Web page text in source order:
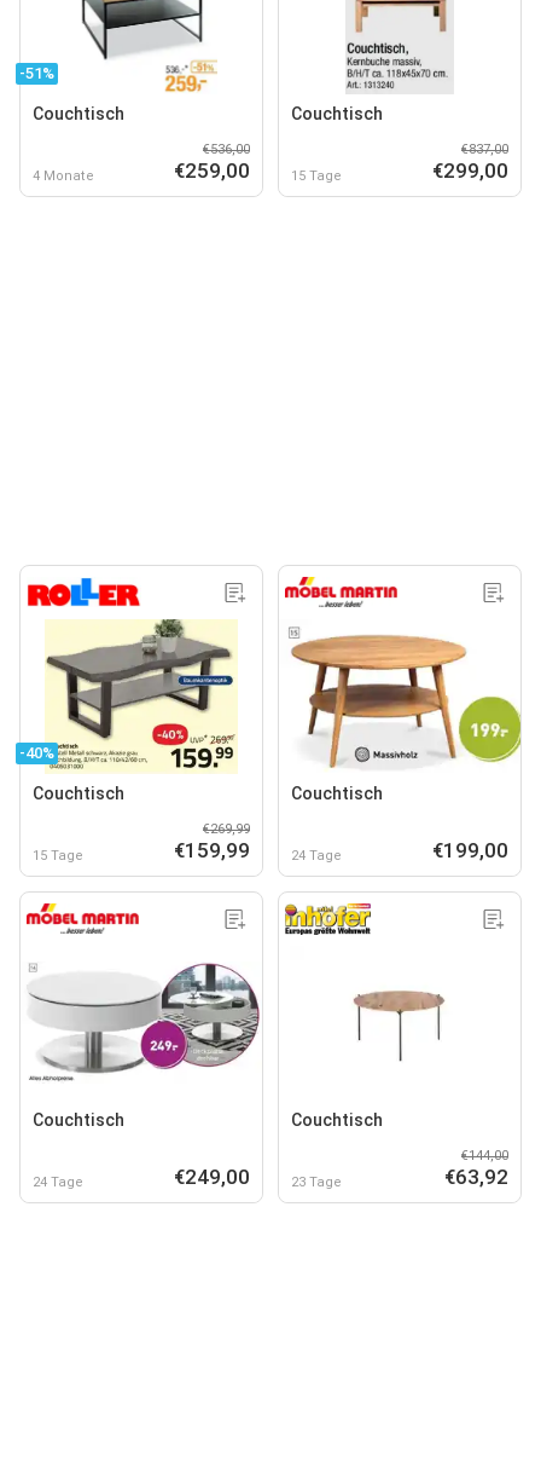
-51%
Couchtisch
4 Monate
€536,00
€259,00
Couchtisch
15 Tage
€837,00
€299,00
-40%
Couchtisch
15 Tage
€269,99
€159,99
Couchtisch
24 Tage €199,00
Couchtisch
24 Tage €249,00
Couchtisch
23 Tage
€144,00
€63,92